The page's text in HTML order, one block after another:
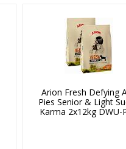
Arion Fresh Defying
Pies Senior & Light
Karma 2x12kg DWU-